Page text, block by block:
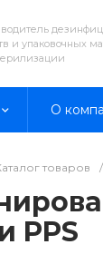
и упаковочных
О
товаров /
PPS